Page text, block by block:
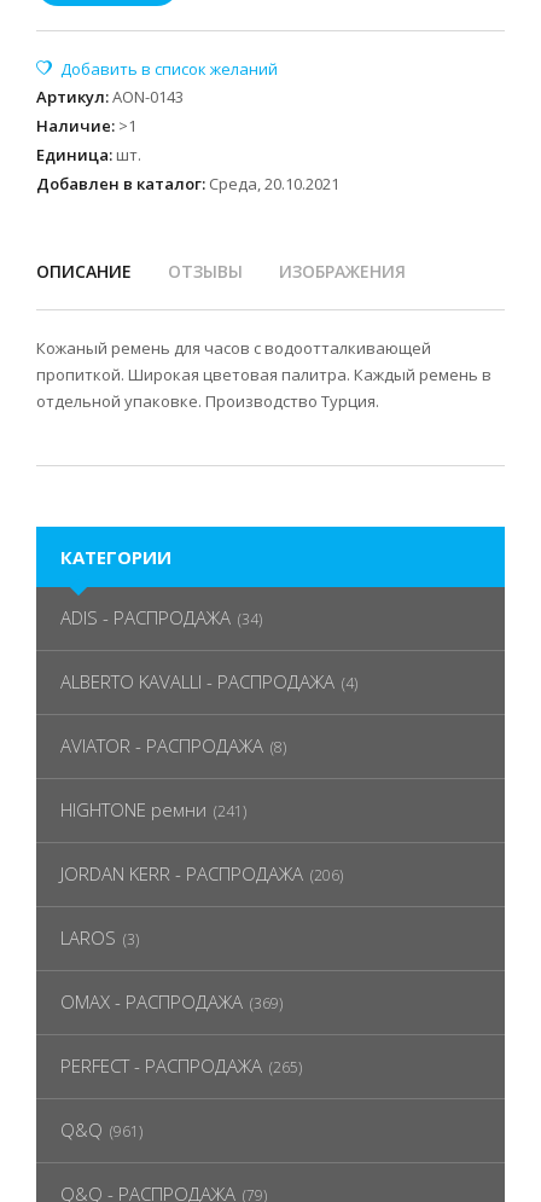
Артикул:AON-0143
Наличие: >1
Единица: шт.
Добавлен в каталог: Среда, 20.10.2021
ОПИСАНИЕ ОТЗЫВЫ ИЗОБРАЖЕНИЯ
Кожаный ремень для часов с водоотталкивающей
пропиткой. Широкая цветовая палитра. Каждый ремень в
отдельной упаковке. Производство Турция.
КАТЕГОРИИ
ADIS - РАСПРОДАЖА (34)
ALBERTO KAVALLI - РАСПРОДАЖА (4)
AVIATOR - РАСПРОДАЖА (8)
HIGHTONE ремни (241)
JORDAN KERR - РАСПРОДАЖА (206)
LAROS (3)
OMAX - РАСПРОДАЖА (369)
PERFECT - РАСПРОДАЖА (265)
Q&Q (961)
Q&Q - РАСПРОДАЖА (79)